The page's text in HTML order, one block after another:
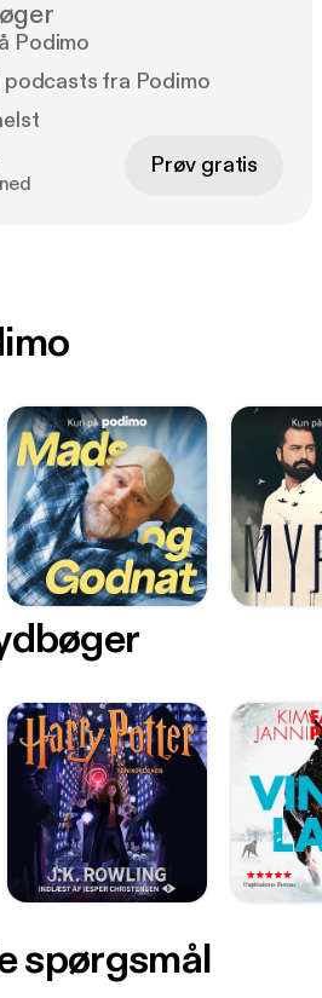
Podimo
podcasts fra Podimo
Prøv gratis
spørgsmål